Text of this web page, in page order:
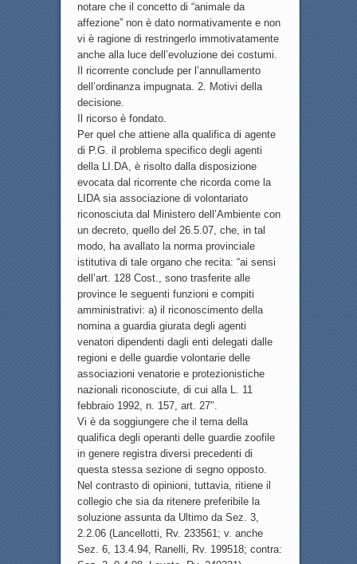
notare che il concetto di “animale da
affezione” non è dato normativamente e non
vi è ragione di restringerlo immotivatamente
anche alla luce dell’evoluzione dei costumi.
Il ricorrente conclude per l’annullamento
dell’ordinanza impugnata. 2. Motivi della
decisione.
Il ricorso è fondato.
Per quel che attiene alla qualifica di agente
di P.G. il problema specifico degli agenti
della LI.DA, è risolto dalla disposizione
evocata dal ricorrente che ricorda come la
LIDA sia associazione di volontariato
riconosciuta dal Ministero dell’Ambiente con
un decreto, quello del 26.5.07, che, in tal
modo, ha avallato la norma provinciale
istitutiva di tale organo che recita: “ai sensi
dell’art. 128 Cost., sono trasferite alle
province le seguenti funzioni e compiti
amministrativi: a) il riconoscimento della
nomina a guardia giurata degli agenti
venatori dipendenti dagli enti delegati dalle
regioni e delle guardie volontarie delle
associazioni venatorie e protezionistiche
nazionali riconosciute, di cui alla L. 11
febbraio 1992, n. 157, art. 27″.
Vi è da soggiungere che il tema della
qualifica degli operanti delle guardie zoofile
in genere registra diversi precedenti di
questa stessa sezione di segno opposto.
Nel contrasto di opinioni, tuttavia, ritiene il
collegio che sia da ritenere preferibile la
soluzione assunta da Ultimo da Sez. 3,
2.2.06 (Lancellotti, Rv. 233561; v. anche
Sez. 6, 13.4.94, Ranelli, Rv. 199518; contra: